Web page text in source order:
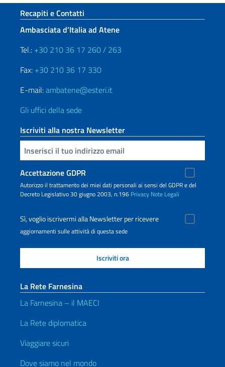
Sezione footer
Recapiti e Contatti
Ambasciata d’Italia ad Atene
Tel.: +30 210 36 17 260 / 263
Fax: +30 210 36 17 330
E-mail:ambatene@esteri.it
Gli uffici della sede
Iscriviti alla nostra Newsletter
Inserisci la tua email
Accettazione GDPR
Autorizzo il trattamento dei miei dati personali ai sensi del GDPR e del
Decreto Legislativo 30 giugno 2003, n.196 Privacy Note Legali
Sì, voglio iscrivermi alla Newsletter per ricevere
aggiornamenti sulle attività di questa sede
La Rete Farnesina
La Farnesina – il MAECI
La Rete diplomatica
Viaggiare sicuri
Dove siamo nel mondo